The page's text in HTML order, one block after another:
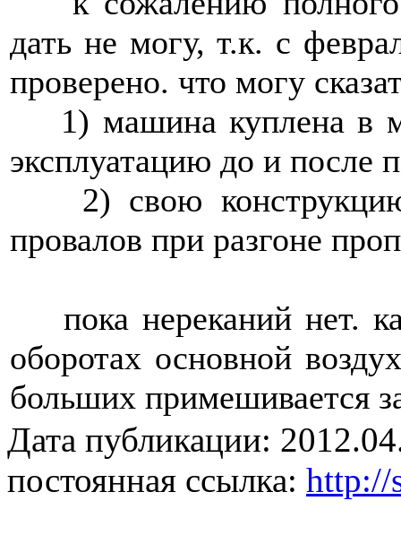
дать не могу, т.к. с
проверено. что могу
1) машина куплена в
эксплуатацию до и после
2) свою конструкцию
провалов при разгоне
пока нереканий нет.
оборотах основной
больших примешивается
Дата публикации:
постоянная ссылка: http://